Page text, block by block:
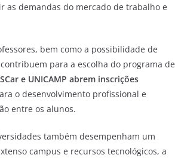
demandas do mercado de trabalho e
bem como a possibilidade de
para a escolha do programa de
e UNICAMP abrem inscrições
o desenvolvimento profissional e
entre os alunos.
também desempenham um
campus e recursos tecnológicos, a